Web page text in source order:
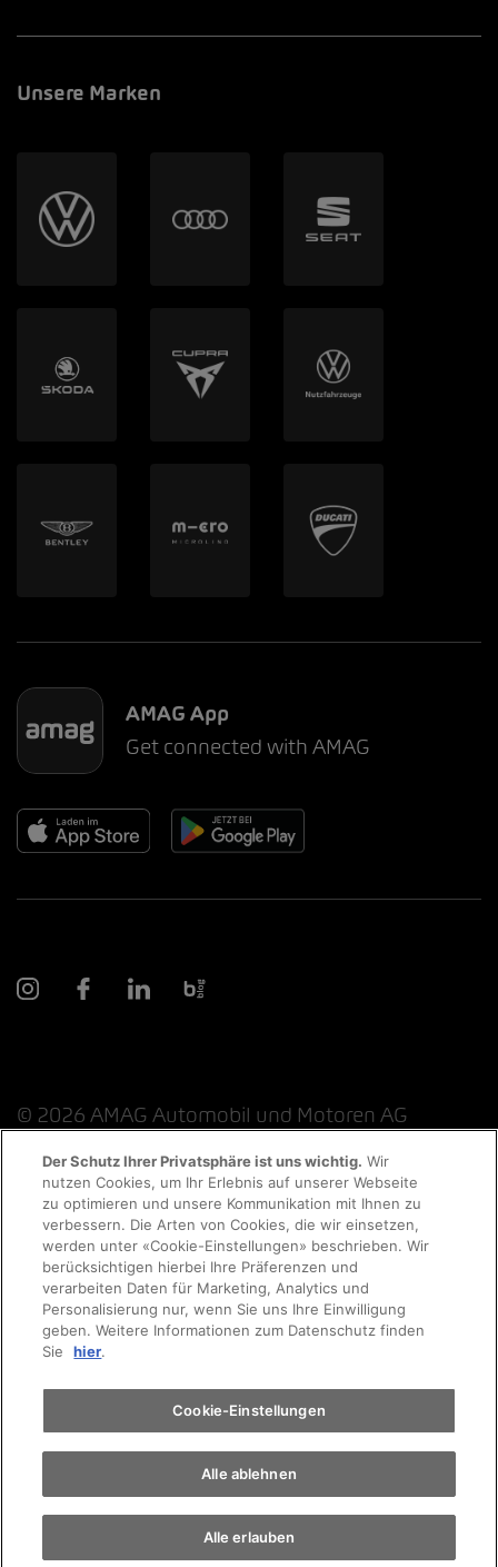
Probefahrt
Terminvereinbarung
Auto finden
Elektromobilität
Unsere Marken
AMAG App
Get connected with AMAG
© 2026 AMAG Automobil und Motoren AG
Datenschutzerklärung Rechtliche Hinweise
Rechtliche Hinweise Online-Chat
Cookie-Richtlinie Impressum AGB Jobs
Der Schutz Ihrer Privatsphäre ist uns wichtig. Wir
nutzen Cookies, um Ihr Erlebnis auf unserer Webseite
zu optimieren und unsere Kommunikation mit Ihnen zu
verbessern. Die Arten von Cookies, die wir einsetzen,
werden unter «Cookie-Einstellungen» beschrieben. Wir
berücksichtigen hierbei Ihre Präferenzen und
verarbeiten Daten für Marketing, Analytics und
Personalisierung nur, wenn Sie uns Ihre Einwilligung
geben. Weitere Informationen zum Datenschutz finden
Sie
hier.
Cookie-Einstellungen
Alle ablehnen
Alle erlauben